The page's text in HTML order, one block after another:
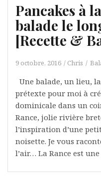
Pancakes à
balade le
[Recette &
9 octobre, 2016 Chris
Une balade, un lieu,
prétexte pour moi à
dominicale dans un
Rance, jolie rivière
l’inspiration d’une
noisette. Je vous
l’air… La Rance est